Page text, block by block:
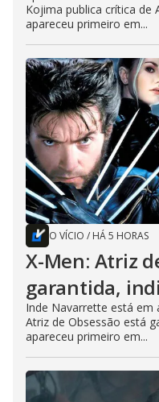
Kojima publica crítica de
apareceu primeiro em...
O VÍCIO / HÁ 5 HORAS
X-Men: Atriz
garantida,
Inde Navarrette está em
Atriz de Obsessão está
apareceu primeiro em...